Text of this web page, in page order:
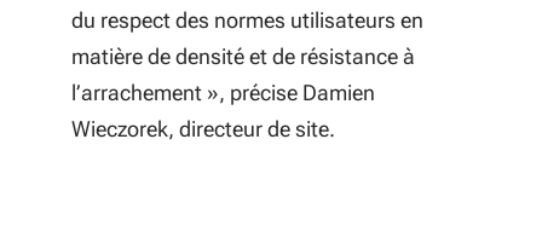
du respect des normes utilisateurs en
matière de densité et de résistance à
l’arrachement », précise Damien
Wieczorek, directeur de site.